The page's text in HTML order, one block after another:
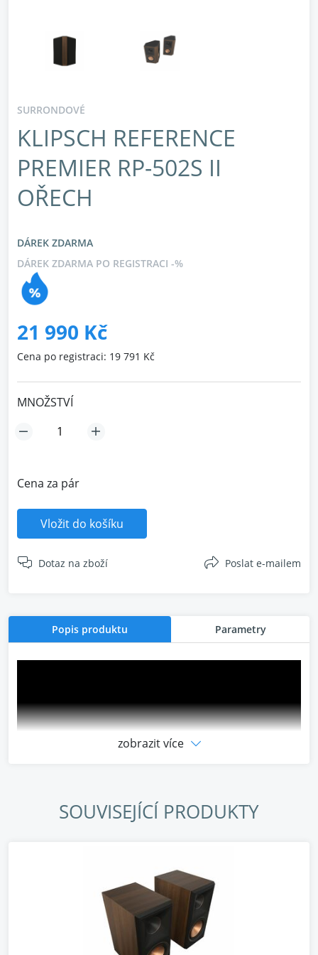
SURRONDOVÉ
KLIPSCH REFERENCE
PREMIER RP-502S II
OŘECH
DÁREK ZDARMA
DÁREK ZDARMA PO REGISTRACI -%
21 990 Kč
Cena po registraci: 19 791 Kč
MNOŽSTVÍ
Cena za pár
Vložit do košíku
Dotaz na zboží Poslat e-mailem
Popis produktu Parametry
90 ° X 90 ° SILIKONOVÁ HYBRIDNÍ TRACTRIX® HORN
Maximalizuje účinnost a zvyšuje detaily při
zaostřování vysokých frekvencí směrem k oblasti
zobrazit více
SOUVISEJÍCÍ PRODUKTY